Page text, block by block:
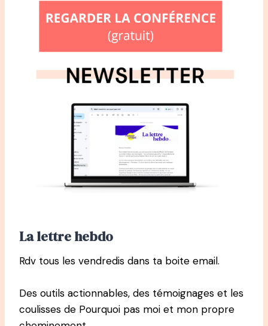
La lettre hebdo
Rdv tous les vendredis dans ta boite email.
Des outils actionnables, des témoignages et les
coulisses de Pourquoi pas moi et mon propre